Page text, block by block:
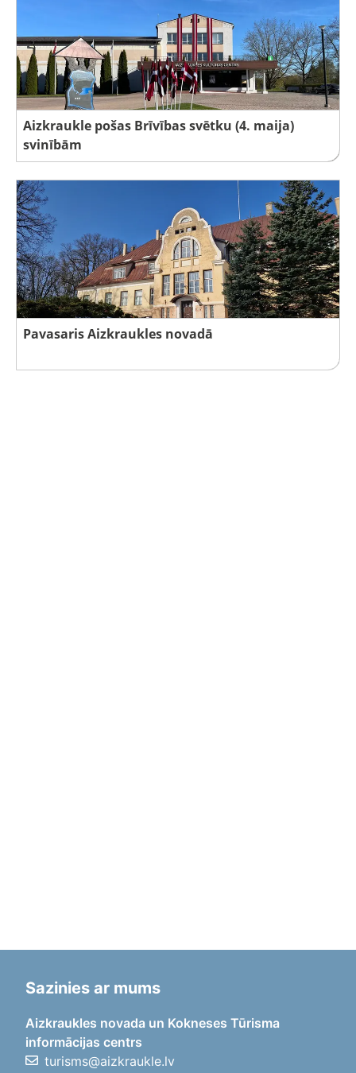
Aizkraukle pošas Brīvības svētku (4. maija)
svinībām
Pavasaris Aizkraukles novadā
Sazinies ar mums
Aizkraukles novada un Kokneses Tūrisma
informācijas centrs
turisms@aizkraukle.lv